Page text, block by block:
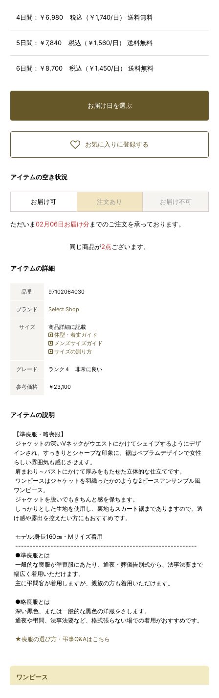
4日間： ￥6,980 税込（￥1,740/日） 送料無料
5日間： ￥7,840 税込（￥1,560/日） 送料無料
6日間： ￥8,700 税込（￥1,450/日） 送料無料
お届け日を選ぶ
お気に入りに登録する
アイテムの空き状況
お届け可 注文あり お届け不可
ただいま02月06日お届け分までのご注文を承っております。
同じ商品が2点 ございます。
アイテムの詳細
品番 97102064030
ブランド Select Shop
サイズ
商品詳細に記載
体型・着丈ガイド
メンズサイズガイド
サイズの測り方
グレード ランク４ 非常に良い
参考価格 ￥23,100
アイテムの説明
【準喪服・略喪服】
ジャケットの深いVネックがウエストにかけてシェイプするようにデザ
インされ、すっきりとシャープな印象に、裾はペプラムデザインで女性
らしい雰囲気も感じさせます。
肩まわり～バストにかけて厚みをもたせた立体的な仕立てです。
ワンピースはジャケットを羽織ったかのような2ピースアンサンブル風
ワンピース。
ジャケットを脱いでもきちんと感を保ちます。
しっかりとした生地を使用し、裏地もスカート裾までありますので、透
け感や露出を控えたい方にもおすすめです。
モデル:身長160㎝・Mサイズ着用
--------------------------------------------------------------
●準喪服とは
一般的な喪服が準喪服にあたり、通夜・葬儀告別式から、法事法要まで
幅広く着用いただけます。
主に弔問客が着用しますが、親族の方も着用いただけます。
●略喪服とは
深い黒色、または一般的な黒色の洋服をさします。
通夜や弔問、法事法要など、格式張らない場での着用がおすすめです。
★喪服の選び方・弔事Q&Aはこちら
ワンピース